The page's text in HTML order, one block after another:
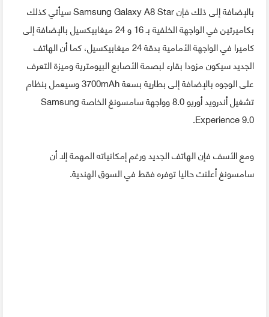
بالإضافة إلى ذلك فإن Samsung Galaxy A8 Star سيأتي كذلك
بكاميرتين في الواجهة الخلفية بـ 16 و 24 ميغابيكسيل بالإضافة إلى
كاميرا في الواجهة الأمامية بدقة 24 ميغابيكسيل، كما أن الهاتف
الجديد سيكون مزودا بقارء لبصمة الأصابع البيومترية وميزة التعرف
على الوجوه بالإضافة إلى بطارية بسعة 3700mAh وسيعمل بنظام
تشغيل أندرويد أوريو 8.0 وواجهة سامسونغ الخاصة Samsung
Experience 9.0.
ومع الأسف فإن الهاتف الجديد ورغم إمكانياته المهمة إلا أن
سامسونغ أعلنت حاليا توفره فقط في السوق الهندية.